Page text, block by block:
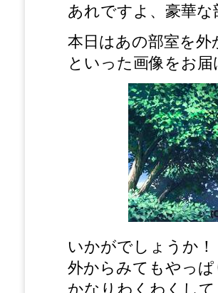
あれですよ、豪華な
本日はあの部室を
といった画像をお
いかがでしょうか！
外からみてもやっ
かなりわくわくして